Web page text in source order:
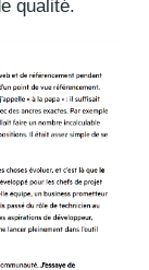
qualité.